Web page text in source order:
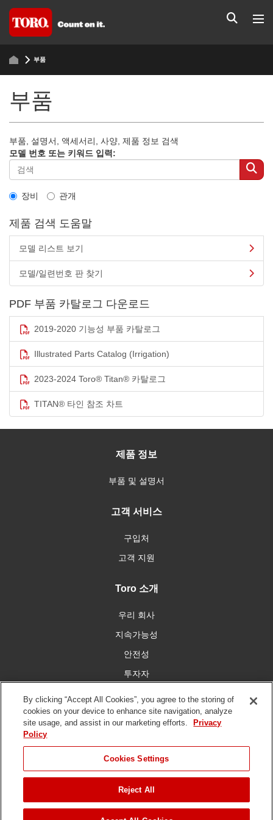
부품
부품
부품, 설명서, 액세서리, 사양, 제품 정보 검색
모델 번호 또는 키워드 입력:
장비 관개
제품 검색 도움말
모델 리스트 보기
모델/일련번호 판 찾기
PDF 부품 카탈로그 다운로드
2019-2020 기능성 부품 카탈로그
Illustrated Parts Catalog (Irrigation)
2023-2024 Toro® Titan® 카탈로그
TITAN® 타인 참조 차트
제품 정보
부품 및 설명서
고객 서비스
구입처
고객 지원
Toro 소개
우리 회사
지속가능성
안전성
투자자
우리와 함께 연결
이용 약관 개인 정보 보호 정책 DMCA/저작권 정책
저작권 ©2026 토로 회사. 모든 권리 보유.
By clicking “Accept All Cookies”, you agree to the storing of
cookies on your device to enhance site navigation, analyze
site usage, and assist in our marketing efforts.
Privacy
Policy
Cookies Settings
Reject All